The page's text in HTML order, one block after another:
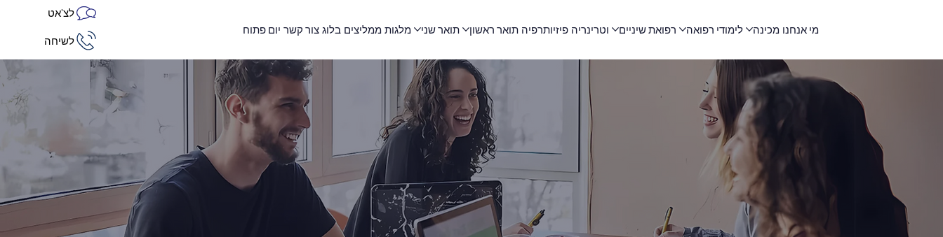
לצ'אט
לשיחה
מי אנחנו מכינה לימודי רפואה רפואת שיניים וטרינריה פיזיותרפיה תואר ראשון תואר שני מלגות ממליצים בלוג צור קשר יום פתוח